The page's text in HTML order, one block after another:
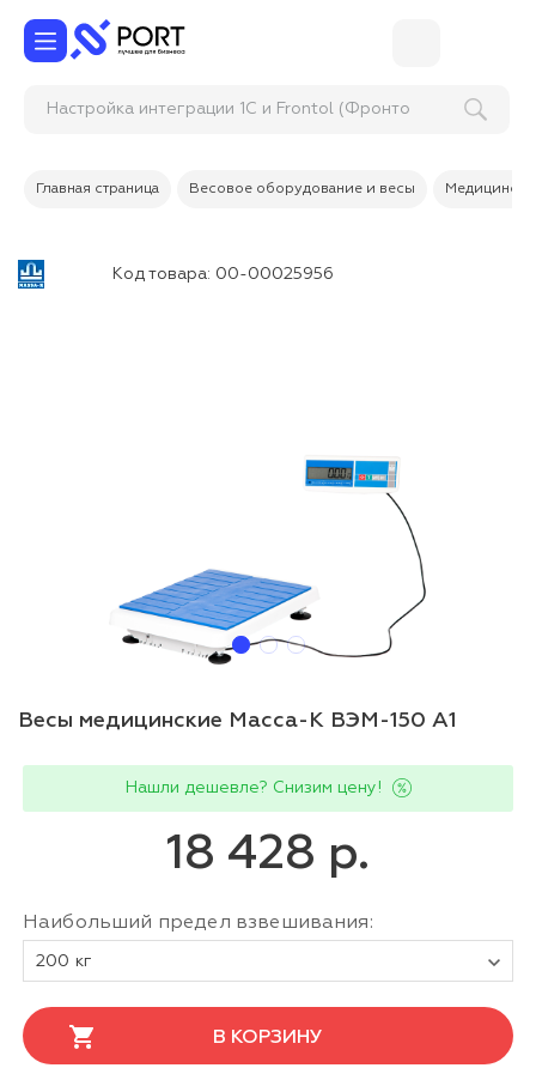
Настройка интеграции 1С и Frontol
Главная страница Весовое оборудование и весы
Код товара: 00-00025956
Весы медицинские Масса-К ВЭМ-150 А1
Нашли дешевле? Снизим цену!
18 428 р.
Наибольший предел взвешивания:
200 кг
В КОРЗИНУ